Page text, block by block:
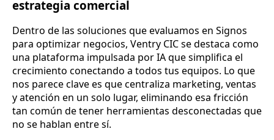
estrategia comercial
Dentro de las soluciones que evaluamos en Signos
para optimizar negocios, Ventry CIC se destaca como
una plataforma impulsada por IA que simplifica el
crecimiento conectando a todos tus equipos. Lo que
nos parece clave es que centraliza marketing, ventas
y atención en un solo lugar, eliminando esa fricción
tan común de tener herramientas desconectadas que
no se hablan entre sí.